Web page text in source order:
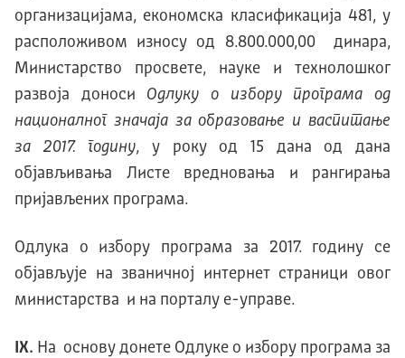
организацијама, економска класификација 481, у
расположивом износу од 8.800.000,00 динара,
Министарство просвете, науке и технолошког
развоја доноси Одлуку о избору програма од
националног значаја за образовање и васпитање
за 2017. годину, у року од 15 дана од дана
објављивања Листе вредновања и рангирања
пријављених програма.
Одлука о избору програма за 2017. годину се
објављује на званичној интернет страници овог
министарства и на порталу е-управе.
IX. На основу донете Одлуке о избору програма за